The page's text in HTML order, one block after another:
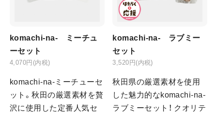
komachi-na- ミーチュ
ーセット
4,070円(内税)
komachi-na-ミーチューセ
ット。秋田の厳選素材を贅
沢に使用した定番人気セ
komachi-na- ラブミー
セット
3,520円(内税)
秋田県の厳選素材を使用
した魅力的なkomachi-na-
ラブミーセット！ クオリテ